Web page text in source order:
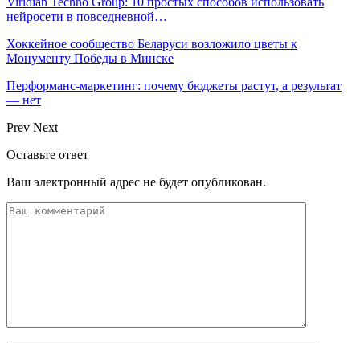
нейросети в повседневной…
Хоккейное сообщество Беларуси возложило цветы к
Монументу Победы в Минске
Перформанс-маркетинг: почему бюджеты растут, а результат
— нет
Prev Next
Оставьте ответ
Ваш электронный адрес не будет опубликован.